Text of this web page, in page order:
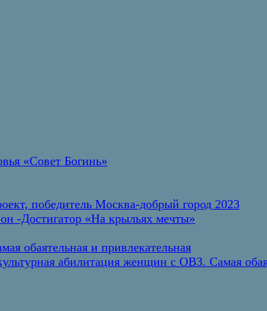
«Совет Богинь»
победитель Москва-добрый город 2023
-Достигатор «На крыльях мечты»
обаятельная и привлекательная
абилитация женщин с ОВЗ. Самая